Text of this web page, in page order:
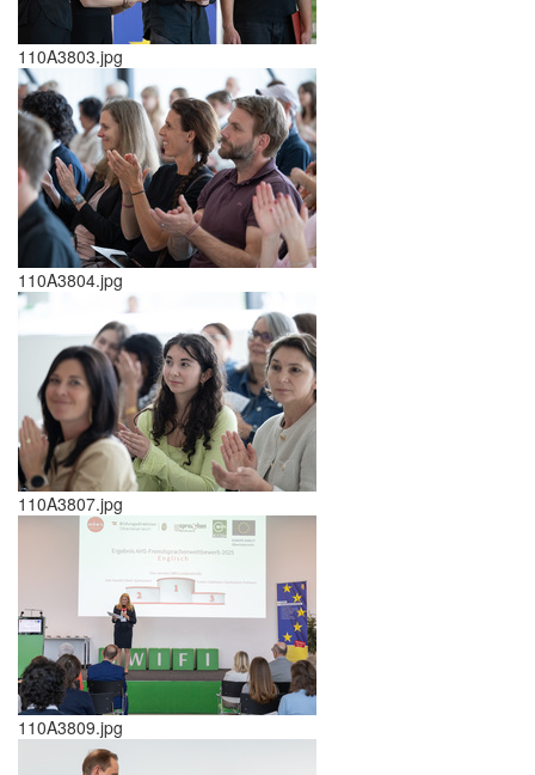
110A3803.jpg
110A3804.jpg
110A3807.jpg
110A3809.jpg